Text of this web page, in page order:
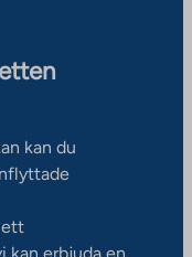
kan du
ett